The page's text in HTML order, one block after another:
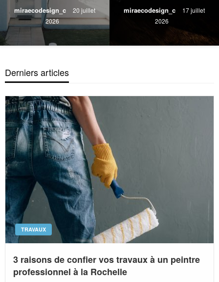
miraecodesign_c
20 juillet
2026
miraecodesign_c
17 juillet
2026
Derniers articles
TRAVAUX
3 raisons de confier vos travaux à un peintre
professionnel à la Rochelle